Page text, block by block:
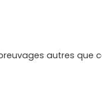
autres que